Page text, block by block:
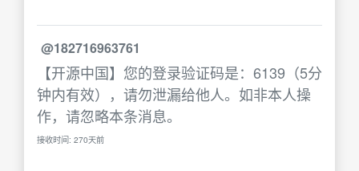
@182716963761
【开源中国】您的登录验证码是：6139（5分
钟内有效），请勿泄漏给他人。如非本人操
作，请忽略本条消息。
接收时间: 270天前